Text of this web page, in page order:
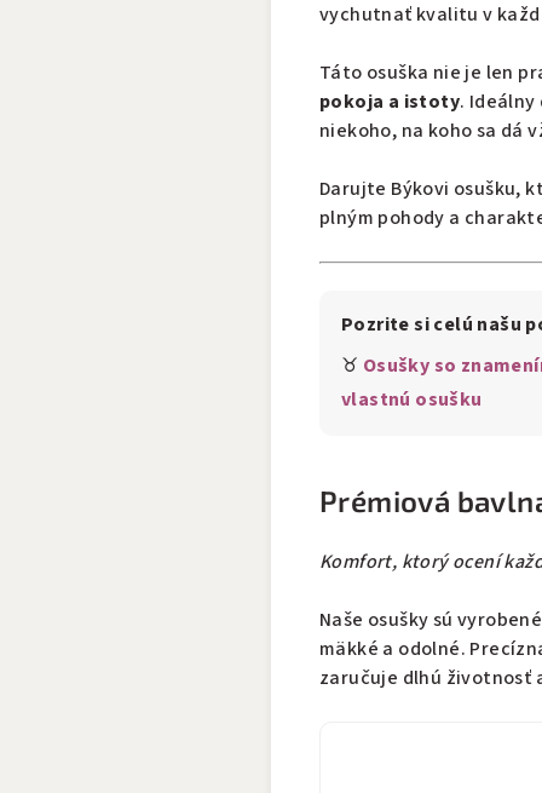
vychutnať kvalitu v
Táto osuška nie je len
pokoja a istoty.
niekoho, na koho sa dá
Darujte Býkovi osušku,
plným pohody a
Pozrite si celú našu
♉ Osušky so
vlastnú osušku
Prémiová
Komfort, ktorý ocení
Naše osušky sú
mäkké a odolné.
zaručuje dlhú životnosť